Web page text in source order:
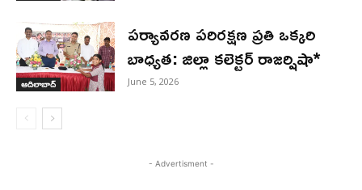
ఆదిలాబాద్
పర్యావరణ పరిరక్షణ ప్రతి ఒక్కరి
బాధ్యత: జిల్లా కలెక్టర్ రాజర్షిషా*
June 5, 2026
- Advertisment -